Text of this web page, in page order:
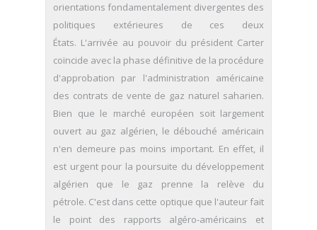
orientations fondamentalement divergentes des
politiques extérieures de ces deux
États. L'arrivée au pouvoir du président Carter
coïncide avec la phase définitive de la procédure
d'approbation par l'administration américaine
des contrats de vente de gaz naturel saharien.
Bien que le marché européen soit largement
ouvert au gaz algérien, le débouché américain
n'en demeure pas moins important. En effet, il
est urgent pour la poursuite du développement
algérien que le gaz prenne la relève du
pétrole. C'est dans cette optique que l'auteur fait
le point des rapports algéro-américains et